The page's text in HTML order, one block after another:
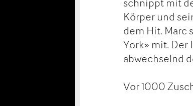
Körper und
dem Hit. Marc
York» mit.
abwechselnd
Vor 1000